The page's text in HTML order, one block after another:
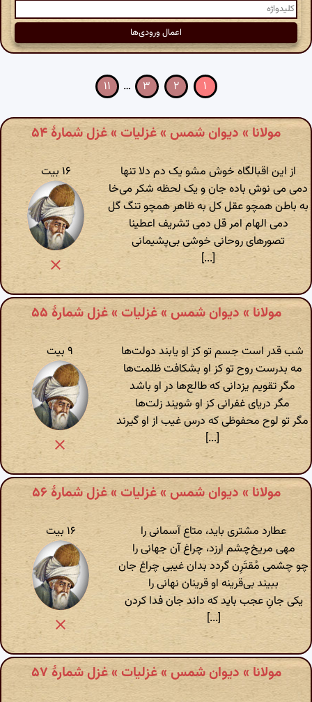
۱ ۲ ۳ … ۱۱
مولانا » دیوان شمس » غزلیات » غزل شمارهٔ ۵۴
از این اقبالگاه خوش مشو یک دم دلا تنها
دمی می نوش باده جان و یک لحظه شکر می‌خا
به باطن همچو عقل کل به ظاهر همچو تنگ گل
دمی الهام امر قل دمی تشریف اعطینا
تصورهای روحانی خوشی بی‌پشیمانی
[...]
۱۶ بیت
مولانا » دیوان شمس » غزلیات » غزل شمارهٔ ۵۵
شب قدر است جسم تو کز او یابند دولت‌ها
مه بدرست روح تو کز او بشکافت ظلمت‌ها
مگر تقویم یزدانی که طالع‌ها در او باشد
مگر دریای غفرانی کز او شویند زلت‌ها
مگر تو لوح محفوظی که درس غیب از او گیرند
[...]
۹ بیت
مولانا » دیوان شمس » غزلیات » غزل شمارهٔ ۵۶
عطارد مشتری باید‌، متاع آسمانی را
مهی مریخ‌چشم ارزد‌، چراغ آن جهانی را
چو چشمی مُقتَرِن گردد بدان غیبی چراغ جان
ببیند بی‌قرینه او قرینان نهانی را
یکی جان‌ِ عجب باید که داند جان فدا کردن
[...]
۱۶ بیت
مولانا » دیوان شمس » غزلیات » غزل شمارهٔ ۵۷